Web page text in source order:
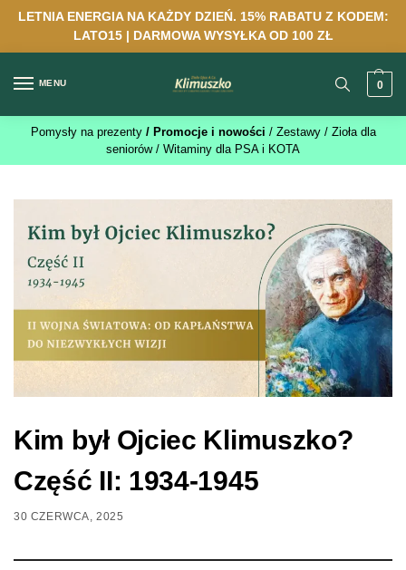
LETNIA ENERGIA NA KAŻDY DZIEŃ. 15% RABATU Z KODEM:
LATO15 | DARMOWA WYSYŁKA OD 100 ZŁ
MENU 0
Pomysły na prezenty / Promocje i nowości / Zestawy / Zioła dla
seniorów / Witaminy dla PSA i KOTA
Kim był Ojciec Klimuszko?
Część II: 1934-1945
30 CZERWCA, 2025